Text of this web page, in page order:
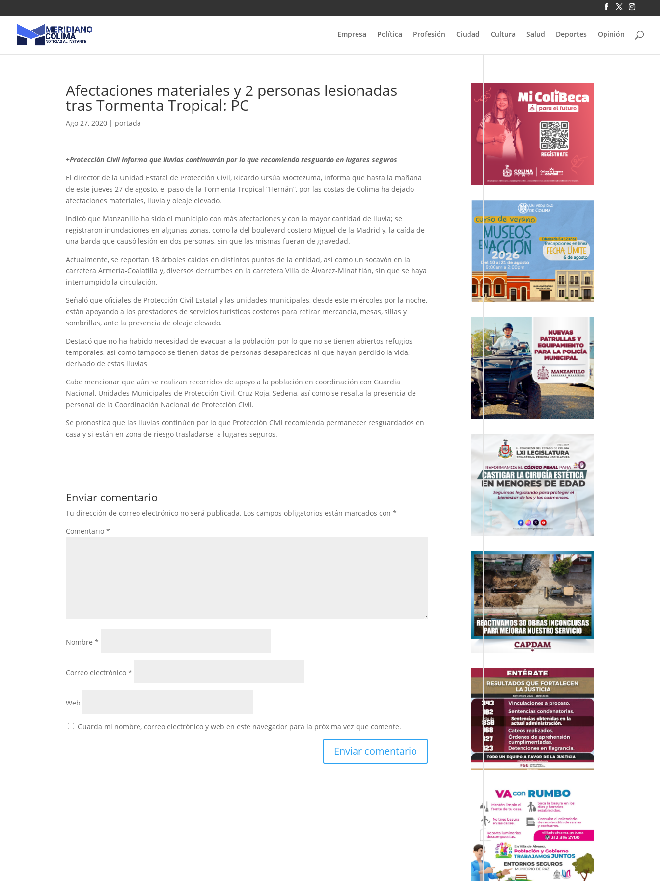
Empresa Política Profesión Ciudad Cultura Salud Deportes Opinión
Afectaciones materiales y 2 personas lesionadas
tras Tormenta Tropical: PC
Ago 27, 2020 | portada
+Protección Civil informa que lluvias continuarán por lo que recomienda resguardo en lugares seguros
El director de la Unidad Estatal de Protección Civil, Ricardo Ursúa Moctezuma, informa que hasta la mañana
de este jueves 27 de agosto, el paso de la Tormenta Tropical “Hernán”, por las costas de Colima ha dejado
afectaciones materiales, lluvia y oleaje elevado.
Indicó que Manzanillo ha sido el municipio con más afectaciones y con la mayor cantidad de lluvia; se
registraron inundaciones en algunas zonas, como la del boulevard costero Miguel de la Madrid y, la caída de
una barda que causó lesión en dos personas, sin que las mismas fueran de gravedad.
Actualmente, se reportan 18 árboles caídos en distintos puntos de la entidad, así como un socavón en la
carretera Armería-Coalatilla y, diversos derrumbes en la carretera Villa de Álvarez-Minatitlán, sin que se haya
interrumpido la circulación.
Señaló que oficiales de Protección Civil Estatal y las unidades municipales, desde este miércoles por la noche,
están apoyando a los prestadores de servicios turísticos costeros para retirar mercancía, mesas, sillas y
sombrillas, ante la presencia de oleaje elevado.
Destacó que no ha habido necesidad de evacuar a la población, por lo que no se tienen abiertos refugios
temporales, así como tampoco se tienen datos de personas desaparecidas ni que hayan perdido la vida,
derivado de estas lluvias
Cabe mencionar que aún se realizan recorridos de apoyo a la población en coordinación con Guardia
Nacional, Unidades Municipales de Protección Civil, Cruz Roja, Sedena, así como se resalta la presencia de
personal de la Coordinación Nacional de Protección Civil.
Se pronostica que las lluvias continúen por lo que Protección Civil recomienda permanecer resguardados en
casa y si están en zona de riesgo trasladarse a lugares seguros.
Enviar comentario
Tu dirección de correo electrónico no será publicada. Los campos obligatorios están marcados con*
Comentario*
Nombre*
Correo electrónico*
Web
Guarda mi nombre, correo electrónico y web en este navegador para la próxima vez que comente.